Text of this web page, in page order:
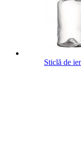
Sticlă de